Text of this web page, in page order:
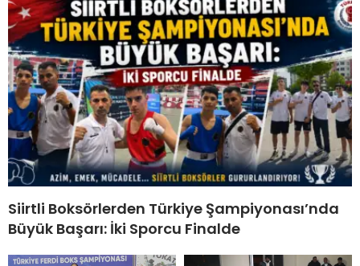
Siirtli Boksörlerden Türkiye Şampiyonası’nda
Büyük Başarı: İki Sporcu Finalde